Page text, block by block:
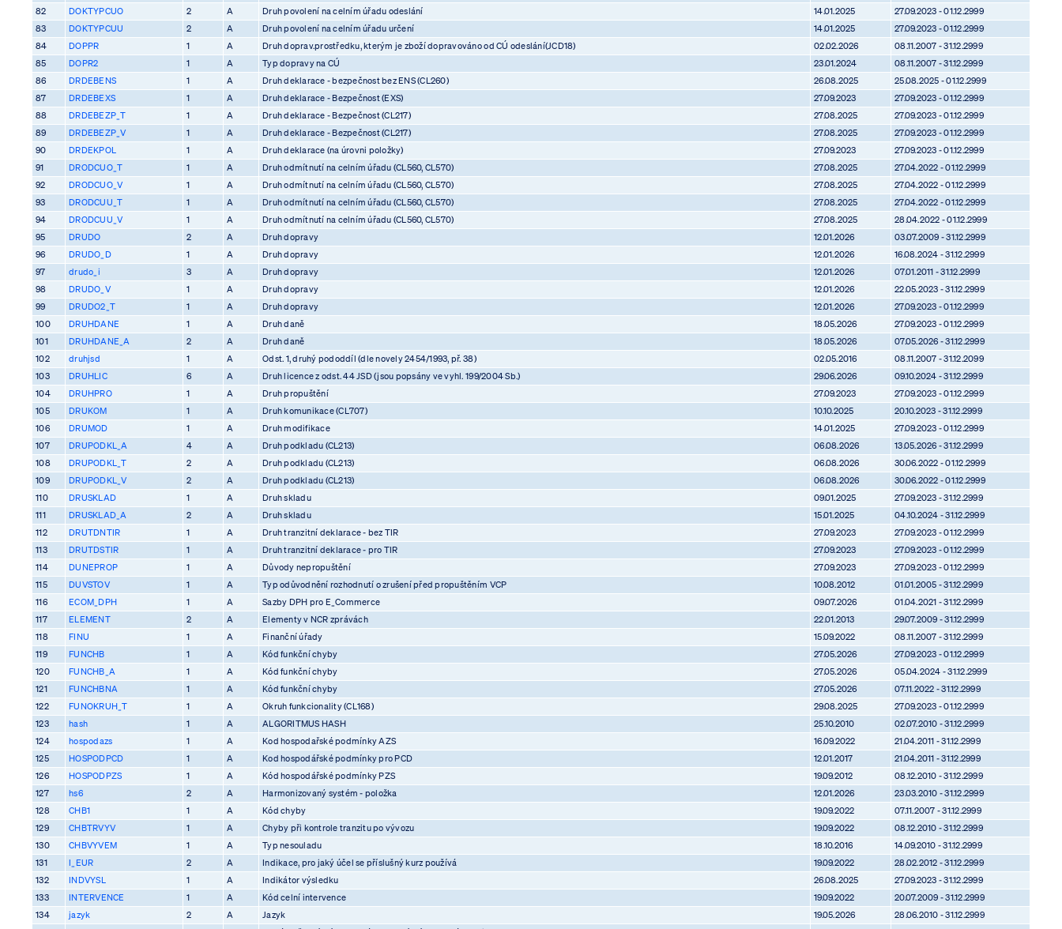
82
DOKTYPCUO 2 A Druh povolení na celním úřadu odeslání 14.01.2025
27.09.2023 - 01.12.2999
83
DOKTYPCUU 2 A Druh povolení na celním úřadu určení 14.01.2025
27.09.2023 - 01.12.2999
84
DOPPR 1 A Druh doprav.prostředku, kterým je zboží dopravováno od CÚ odeslání(JCD18) 02.02.2026
08.11.2007 - 31.12.2999
85
DOPR2 1 A Typ dopravy na CÚ 23.01.2024
08.11.2007 - 31.12.2999
86
DRDEBENS 1 A Druh deklarace - bezpečnost bez ENS (CL260) 26.08.2025
25.08.2025 - 01.12.2999
87
DRDEBEXS 1 A Druh deklarace - Bezpečnost (EXS) 27.09.2023
27.09.2023 - 01.12.2999
88
DRDEBEZP_T 1 A Druh deklarace - Bezpečnost (CL217) 27.08.2025
27.09.2023 - 01.12.2999
89
DRDEBEZP_V 1 A Druh deklarace - Bezpečnost (CL217) 27.08.2025
27.09.2023 - 01.12.2999
90
DRDEKPOL 1 A Druh deklarace (na úrovni položky) 27.09.2023
27.09.2023 - 01.12.2999
91
DRODCUO_T 1 A Druh odmítnutí na celním úřadu (CL560, CL570) 27.08.2025
27.04.2022 - 01.12.2999
92
DRODCUO_V 1 A Druh odmítnutí na celním úřadu (CL560, CL570) 27.08.2025
27.04.2022 - 01.12.2999
93
DRODCUU_T 1 A Druh odmítnutí na celním úřadu (CL560, CL570) 27.08.2025
27.04.2022 - 01.12.2999
94
DRODCUU_V 1 A Druh odmítnutí na celním úřadu (CL560, CL570) 27.08.2025
28.04.2022 - 01.12.2999
95
DRUDO 2 A Druh dopravy 12.01.2026
03.07.2009 - 31.12.2999
96
DRUDO_D 1 A Druh dopravy 12.01.2026
16.08.2024 - 31.12.2999
97
drudo_i 3 A Druh dopravy 12.01.2026
07.01.2011 - 31.12.2999
98
DRUDO_V 1 A Druh dopravy 12.01.2026
22.05.2023 - 31.12.2999
99
DRUDO2_T 1 A Druh dopravy 12.01.2026
27.09.2023 - 01.12.2999
100
DRUHDANE 1 A Druh daně 18.05.2026
27.09.2023 - 01.12.2999
101
DRUHDANE_A 2 A Druh daně 18.05.2026
07.05.2026 - 31.12.2999
102
druhjsd 1 A Odst. 1, druhý pododdíl (dle novely 2454/1993, př. 38) 02.05.2016
08.11.2007 - 31.12.2099
103
DRUHLIC 6 A Druh licence z odst. 44 JSD (jsou popsány ve vyhl. 199/2004 Sb.) 29.06.2026
09.10.2024 - 31.12.2999
104
DRUHPRO 1 A Druh propuštění 27.09.2023
27.09.2023 - 01.12.2999
105
DRUKOM 1 A Druh komunikace (CL707) 10.10.2025
20.10.2023 - 31.12.2999
106
DRUMOD 1 A Druh modifikace 14.01.2025
27.09.2023 - 01.12.2999
107
DRUPODKL_A 4 A Druh podkladu (CL213) 06.08.2026
13.05.2026 - 31.12.2999
108
DRUPODKL_T 2 A Druh podkladu (CL213) 06.08.2026
30.06.2022 - 01.12.2999
109
DRUPODKL_V 2 A Druh podkladu (CL213) 06.08.2026
30.06.2022 - 01.12.2999
110
DRUSKLAD 1 A Druh skladu 09.01.2025
27.09.2023 - 31.12.2999
111
DRUSKLAD_A 2 A Druh skladu 15.01.2025
04.10.2024 - 31.12.2999
112
DRUTDNTIR 1 A Druh tranzitní deklarace - bez TIR 27.09.2023
27.09.2023 - 01.12.2999
113
DRUTDSTIR 1 A Druh tranzitní deklarace - pro TIR 27.09.2023
27.09.2023 - 01.12.2999
114
DUNEPROP 1 A Důvody nepropuštění 27.09.2023
27.09.2023 - 01.12.2999
115
DUVSTOV 1 A Typ odůvodnění rozhodnutí o zrušení před propuštěním VCP 10.08.2012
01.01.2005 - 31.12.2999
116
ECOM_DPH 1 A Sazby DPH pro E_Commerce 09.07.2026
01.04.2021 - 31.12.2999
117
ELEMENT 2 A Elementy v NCR zprávách 22.01.2013
29.07.2009 - 31.12.2999
118
FINU 1 A Finanční úřady 15.09.2022
08.11.2007 - 31.12.2999
119
FUNCHB 1 A Kód funkční chyby 27.05.2026
27.09.2023 - 01.12.2999
120
FUNCHB_A 1 A Kód funkční chyby 27.05.2026
05.04.2024 - 31.12.2999
121
FUNCHBNA 1 A Kód funkční chyby 27.05.2026
07.11.2022 - 31.12.2999
122
FUNOKRUH_T 1 A Okruh funkcionality (CL168) 29.08.2025
27.09.2023 - 01.12.2999
123
hash 1 A ALGORITMUS HASH 25.10.2010
02.07.2010 - 31.12.2999
124
hospodazs 1 A Kod hospodařské podmínky AZS 16.09.2022
21.04.2011 - 31.12.2999
125
HOSPODPCD 1 A Kod hospodářské podmínky pro PCD 12.01.2017
21.04.2011 - 31.12.2999
126
HOSPODPZS 1 A Kód hospodářské podmínky PZS 19.09.2012
08.12.2010 - 31.12.2999
127
hs6 2 A Harmonizovaný systém - položka 12.01.2026
23.03.2010 - 31.12.2999
128
CHB1 1 A Kód chyby 19.09.2022
07.11.2007 - 31.12.2999
129
CHBTRVYV 1 A Chyby při kontrole tranzitu po vývozu 19.09.2022
08.12.2010 - 31.12.2999
130
CHBVYVEM 1 A Typ nesouladu 18.10.2016
14.09.2010 - 31.12.2999
131
I_EUR 2 A Indikace, pro jaký účel se příslušný kurz používá 19.09.2022
28.02.2012 - 31.12.2999
132
INDVYSL 1 A Indikátor výsledku 26.08.2025
27.09.2023 - 31.12.2999
133
INTERVENCE 1 A Kód celní intervence 19.09.2022
20.07.2009 - 31.12.2999
134
jazyk 2 A Jazyk 19.05.2026
28.06.2010 - 31.12.2999